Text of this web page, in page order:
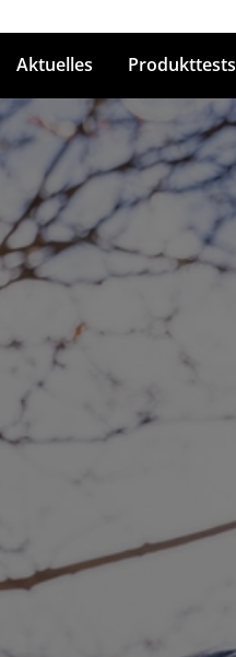
Aktuelles Produkttests